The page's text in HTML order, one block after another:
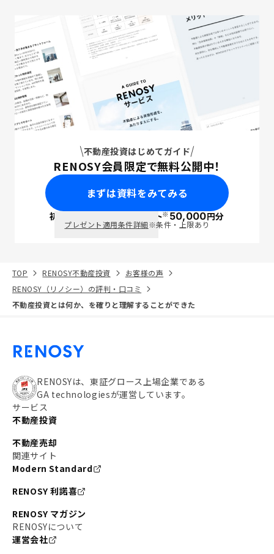
不動産投資はじめてガイド
RENOSY会員限定で無料公開中！
まずは資料をみてみる
初回面談で ポイント※50,000円分
プレゼント適用条件詳細※条件・上限あり
TOP RENOSY不動産投資
お客様の声
RENOSY（リノシー）の評判・口コミ
不動産投資とは何か、を確りと理解することができた
RENOSYは、東証グロース上場企業である
GA technologiesが運営しています。
サービス
不動産投資
不動産売却
関連サイト
Modern Standard
RENOSY 利諾喜
RENOSY マガジン
RENOSYについて
運営会社